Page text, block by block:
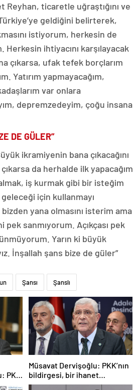
Reyhan, ticaretle uğraştığını ve
geldiğini belirterek,
istiyorum, herkesin de
Herkesin ihtiyacını karşılayacak
çıkarsa, ufak tefek borçlarım
Yatırım yapmayacağım,
var onlara
depremzedeyim, çoğu insana
DE GÜLER”
ikramiyenin bana çıkacağını
da herhalde ilk yapacağım
iş kurmak gibi bir isteğim
için kullanmayı
yana olmasını isterim ama
pek sanmıyorum. Açıkçası pek
Yarın ki büyük
İnşallah şans bize de güler”
Şansı Şanslı
PKK
Müsavat Dervişoğlu: PKK’nın
bildirgesi, bir ihanet
açıklamasıdır